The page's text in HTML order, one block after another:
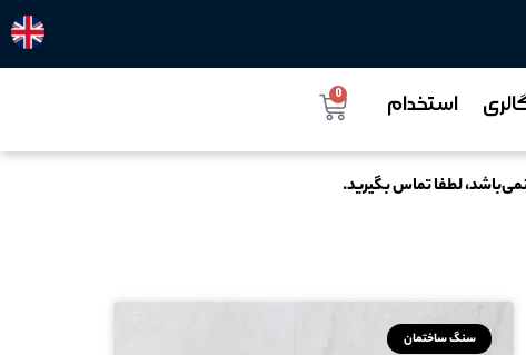
استخدام 0
لطفا تماس بگیرید.
سنگ ساختمان